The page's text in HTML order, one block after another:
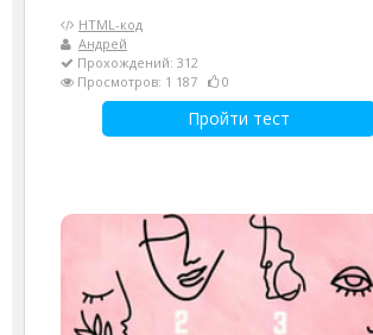
HTML-код
Андрей
Прохождений: 312
Просмотров: 1 187
0
Пройти тест